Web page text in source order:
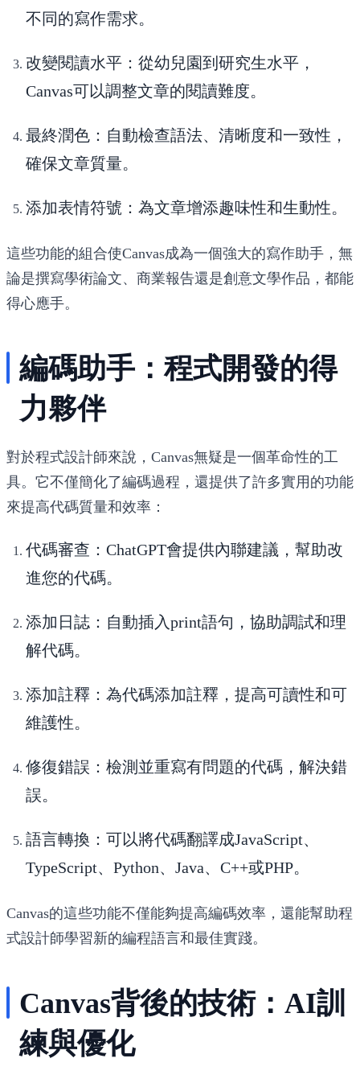
不同的寫作需求。
改變閱讀水平 ：從幼兒園到研究生水平，
Canvas可以調整文章的閱讀難度。
最終潤色 ：自動檢查語法、清晰度和一致性，
確保文章質量。
添加表情符號 ：為文章增添趣味性和生動性。
這些功能的組合使Canvas成為一個強大的寫作助手，無
論是撰寫學術論文、商業報告還是創意文學作品，都能
得心應手。
編碼助手：程式開發的得
力夥伴
對於程式設計師來說，Canvas無疑是一個革命性的工
具。它不僅簡化了編碼過程，還提供了許多實用的功能
來提高代碼質量和效率：
代碼審查 ：ChatGPT會提供內聯建議，幫助改
進您的代碼。
添加日誌 ：自動插入print語句，協助調試和理
解代碼。
添加註釋 ：為代碼添加註釋，提高可讀性和可
維護性。
修復錯誤 ：檢測並重寫有問題的代碼，解決錯
誤。
語言轉換 ：可以將代碼翻譯成JavaScript、
TypeScript、Python、Java、C++或PHP。
Canvas的這些功能不僅能夠提高編碼效率，還能幫助程
式設計師學習新的編程語言和最佳實踐。
Canvas背後的技術：AI訓
練與優化